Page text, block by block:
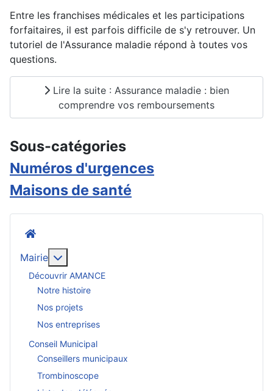
Entre les franchises médicales et les participations
forfaitaires, il est parfois difficile de s'y retrouver. Un
tutoriel de l'Assurance maladie répond à toutes vos
questions.
Lire la suite : Assurance maladie : bien
comprendre vos remboursements
Sous-catégories
Numéros d'urgences
Maisons de santé
Mairie
Découvrir AMANCE
Notre histoire
Nos projets
Nos entreprises
Conseil Municipal
Conseillers municipaux
Trombinoscope